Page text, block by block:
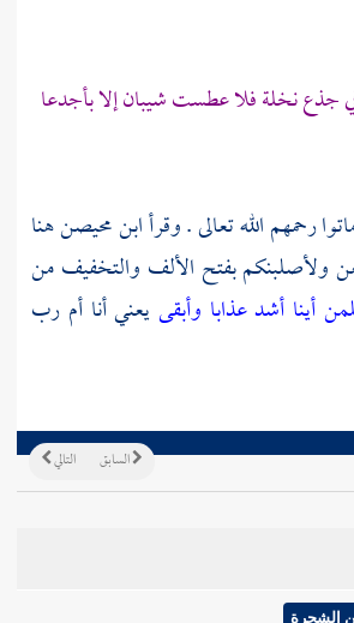
جذع نخلة فلا عطست شيبان إلا بأجدعا
رحمهم الله تعالى . وقرأابن محيصنهنا
ولأصلبنكم بفتح الألف والتخفيف من
أينا أشد عذابا وأبقىيعني أنا أم رب
التالي السابق
الشجرة